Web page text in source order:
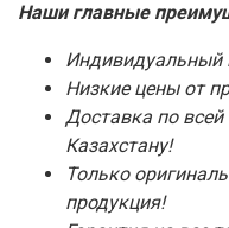
Наши главные
Индивидуальный
Низкие цены от
Доставка по всей
Казахстану!
Только
продукция!